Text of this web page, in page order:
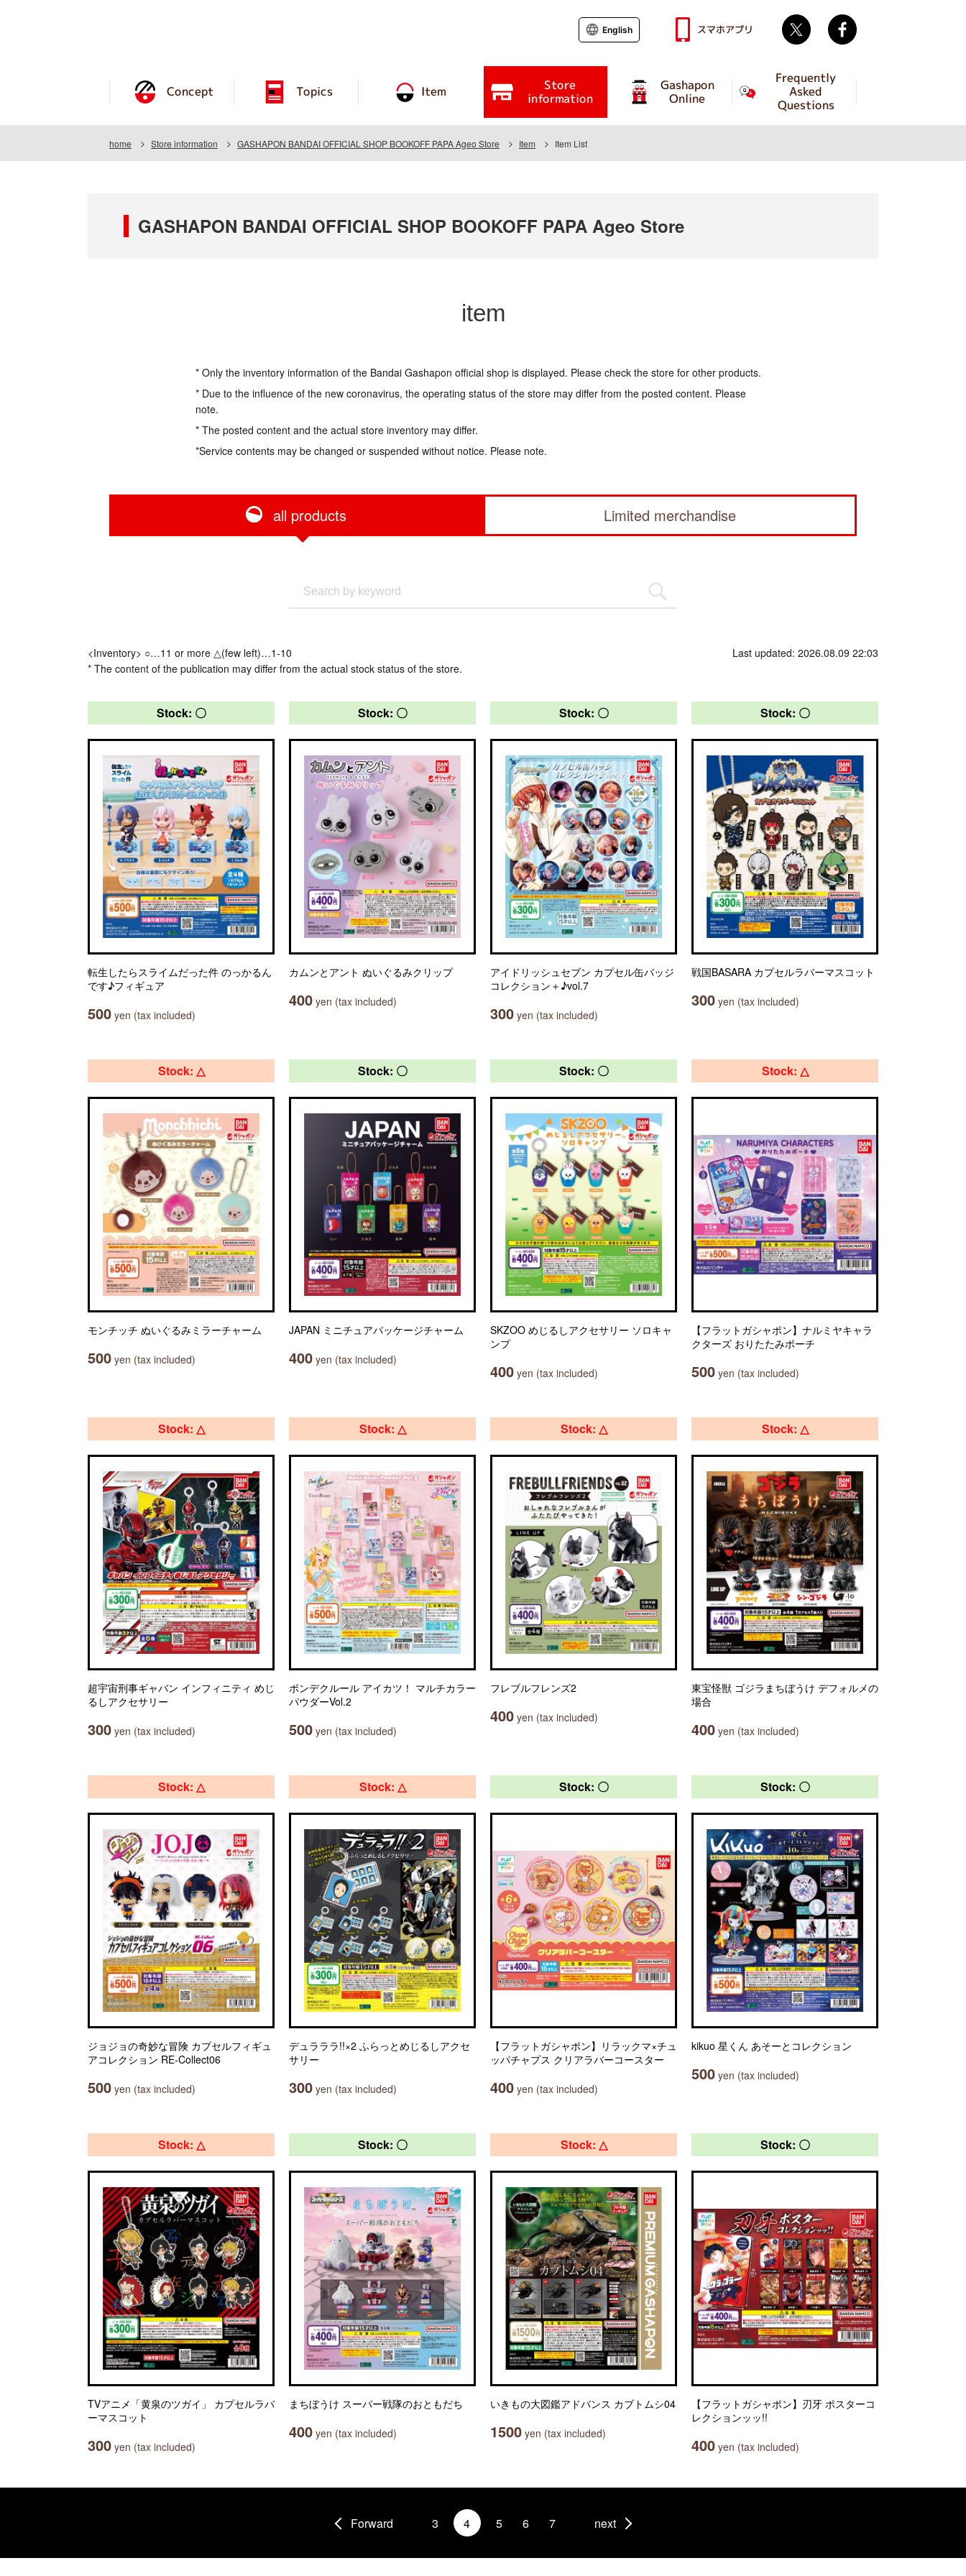
Concept Topics Item Store
information
Gashapon
Online
Frequently
Asked
Questions
English スマホアプリ Twitter
home Store information GASHAPON BANDAI OFFICIAL SHOP BOOKOFF PAPA Ageo Store Item Item List
GASHAPON BANDAI OFFICIAL SHOP BOOKOFF PAPA Ageo Store
item
* Only the inventory information of the Bandai Gashapon official shop is displayed. Please check the store for other products.
* Due to the influence of the new coronavirus, the operating status of the store may differ from the posted content. Please
note.
* The posted content and the actual store inventory may differ.
*Service contents may be changed or suspended without notice. Please note.
all products Limited merchandise
<Inventory> ○…11 or more △(few left)…1-10
* The content of the publication may differ from the actual stock status of the store.
Last updated: 2026.08.09 22:03
Stock: 〇
転生したらスライムだった件 のっかるん
です♪フィギュア
500 yen (tax included)
Stock: 〇
カムンとアント ぬいぐるみクリップ
400 yen (tax included)
Stock: 〇
アイドリッシュセブン カプセル缶バッジ
コレクション＋♪vol.7
300 yen (tax included)
Stock: 〇
戦国BASARA カプセルラバーマスコット
300 yen (tax included)
Stock: △
モンチッチ ぬいぐるみミラーチャーム
500 yen (tax included)
Stock: 〇
JAPAN ミニチュアパッケージチャーム
400 yen (tax included)
Stock: 〇
SKZOO めじるしアクセサリー ソロキャ
ンプ
400 yen (tax included)
Stock: △
【フラットガシャポン】ナルミヤキャラ
クターズ おりたたみポーチ
500 yen (tax included)
Stock: △
超宇宙刑事ギャバン インフィニティ めじ
るしアクセサリー
300 yen (tax included)
Stock: △
ポンデクルール アイカツ！ マルチカラー
パウダーVol.2
500 yen (tax included)
Stock: △
フレブルフレンズ2
400 yen (tax included)
Stock: △
東宝怪獣 ゴジラまちぼうけ デフォルメの
場合
400 yen (tax included)
Stock: △
ジョジョの奇妙な冒険 カプセルフィギュ
アコレクション RE-Collect06
500 yen (tax included)
Stock: △
デュラララ!!×2 ふらっとめじるしアクセ
サリー
300 yen (tax included)
Stock: 〇
【フラットガシャポン】リラックマ×チュ
ッパチャプス クリアラバーコースター
400 yen (tax included)
Stock: 〇
kikuo 星くん あそーとコレクション
500 yen (tax included)
Stock: △
TVアニメ「黄泉のツガイ」 カプセルラバ
ーマスコット
300 yen (tax included)
Stock: 〇
まちぼうけ スーパー戦隊のおともだち
400 yen (tax included)
Stock: △
いきもの大図鑑アドバンス カブトムシ04
1500 yen (tax included)
Stock: 〇
【フラットガシャポン】刃牙 ポスターコ
レクションッッ!!
400 yen (tax included)
Forward 3 4 5 6 7 next